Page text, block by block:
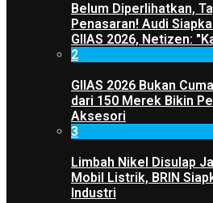
Belum Diperlihatkan,
Penasaran! Audi
GIIAS 2026, Netizen:
2
GIIAS 2026 Bukan
dari 150 Merek Bikin
Aksesori
3
Limbah Nikel Disulap
Mobil Listrik, BRIN
Industri